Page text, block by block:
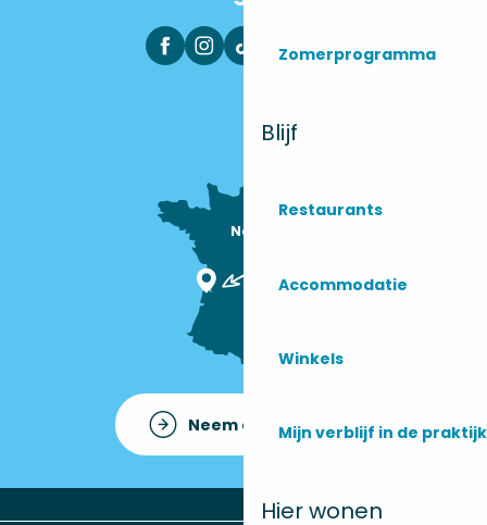
Zomerprogramma
Blijf
Restaurants
Accommodatie
Winkels
Mijn verblijf in de praktijk
Hier wonen
Nous sommes
Neem contact op met